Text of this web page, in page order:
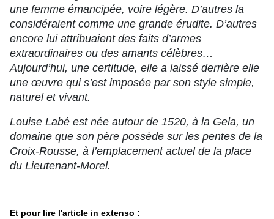
une femme émancipée, voire légère. D’autres la
considéraient comme une grande érudite. D’autres
encore lui attribuaient des faits d’armes
extraordinaires ou des amants célèbres…
Aujourd’hui, une certitude, elle a laissé derrière elle
une œuvre qui s’est imposée par son style simple,
naturel et vivant.
Louise Labé est née autour de 1520, à la Gela, un
domaine que son père possède sur les pentes de la
Croix-Rousse, à l’emplacement actuel de la place
du Lieutenant-Morel.
Et pour lire l'article in extenso :